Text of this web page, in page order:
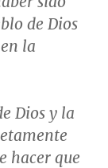
de Dios
la
Dios y la
hacer que